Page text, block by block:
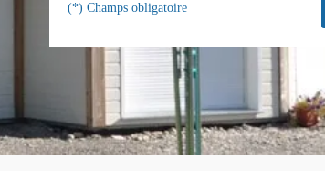
(*) Champs obligatoire